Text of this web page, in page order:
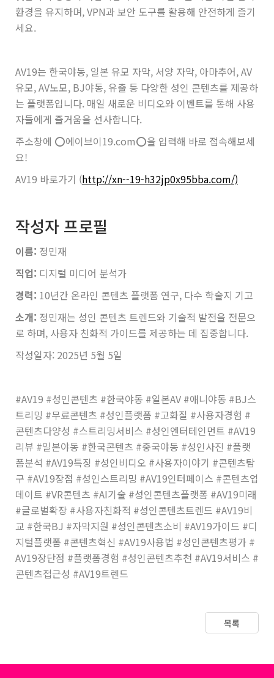
환경을 유지하며, VPN과 보안 도구를 활용해 안전하게 즐기
세요.
AV19는 한국야동, 일본 유모 자막, 서양 자막, 아마추어, AV
유모, AV노모, BJ야동, 유출 등 다양한 성인 콘텐츠를 제공하
는 플랫폼입니다. 매일 새로운 비디오와 이벤트를 통해 사용
자들에게 즐거움을 선사합니다.
주소창에 ⭕️에이브이19.com⭕️을 입력해 바로 접속해보세
요!
AV19 바로가기 (http://xn--19-h32jp0x95bba.com/)
작성자 프로필
이름: 정민재
직업: 디지털 미디어 분석가
경력: 10년간 온라인 콘텐츠 플랫폼 연구, 다수 학술지 기고
소개: 정민재는 성인 콘텐츠 트렌드와 기술적 발전을 전문으
로 하며, 사용자 친화적 가이드를 제공하는 데 집중합니다.
작성일자: 2025년 5월 5일
#AV19 #성인콘텐츠 #한국야동 #일본AV #애니야동 #BJ스
트리밍 #무료콘텐츠 #성인플랫폼 #고화질 #사용자경험 #
콘텐츠다양성 #스트리밍서비스 #성인엔터테인먼트 #AV19
리뷰 #일본야동 #한국콘텐츠 #중국야동 #성인사진 #플랫
폼분석 #AV19특징 #성인비디오 #사용자이야기 #콘텐츠탐
구 #AV19장점 #성인스트리밍 #AV19인터페이스 #콘텐츠업
데이트 #VR콘텐츠 #AI기술 #성인콘텐츠플랫폼 #AV19미래
#글로벌확장 #사용자친화적 #성인콘텐츠트렌드 #AV19비
교 #한국BJ #자막지원 #성인콘텐츠소비 #AV19가이드 #디
지털플랫폼 #콘텐츠혁신 #AV19사용법 #성인콘텐츠평가 #
AV19장단점 #플랫폼경험 #성인콘텐츠추천 #AV19서비스 #
콘텐츠접근성 #AV19트렌드
목록